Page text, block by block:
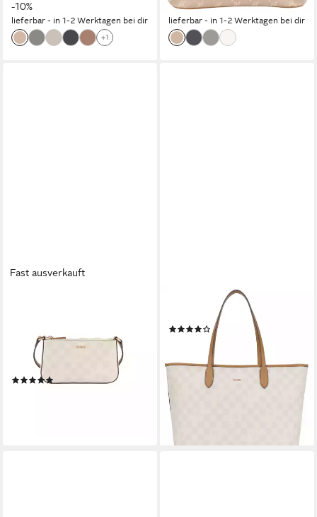
-10%
lieferbar - in 1-2 Werktagen bei dir
+1
-9%
lieferbar - in 1-2 Werktagen bei dir
Fast ausverkauft
Umhängetasche Handtasche
Damen Tasche Damen
(1)
Shopper, mit All-Over-Print
(5)
ab 179,96 € 199,95 €
-10%
lieferbar - in 1-2 Werktagen bei dir